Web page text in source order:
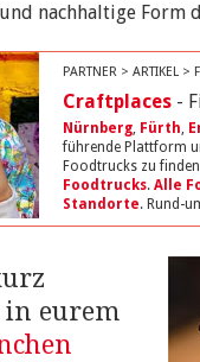
nachhaltige Form
PARTNER > ARTIKEL >
Craftplaces -
Nürnberg, Fürth,
führende Plattform
Foodtrucks zu
Foodtrucks. Alle
Standorte. Rund-
in eurem